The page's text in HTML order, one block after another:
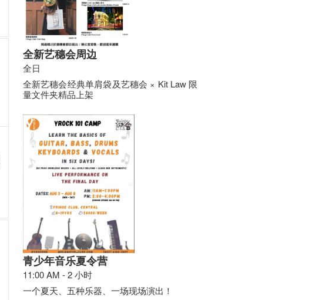
全新艺穗会周边
全日
全新艺穗会经典单肩袋及艺穗会 × Kit Law 限
量文件夹精品上架
青少年音乐夏令营
11:00 AM - 2 小时
一个夏天、五种乐器、一场现场演出！